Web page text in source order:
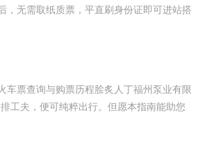
，无需取纸质票，平直刷身份证即可进站搭
车票查询与购票历程脍炙人丁福州泵业有限
工夫，便可纯粹出行。但愿本指南能助您